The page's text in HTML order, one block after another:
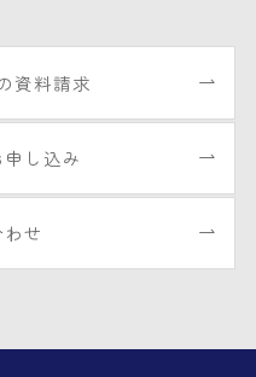
資料請求
し込み
せ